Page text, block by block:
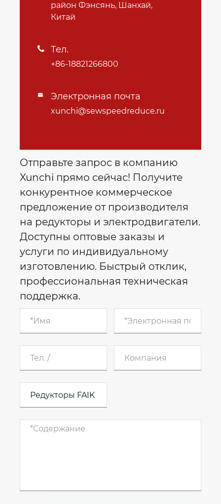
район Фэнсянь, Шанхай,
Китай
 Тел.
+86-18821266800
 Электронная почта
xunchi@sewspeedreduce.ru
Отправьте запрос в компанию
Xunchi прямо сейчас! Получите
конкурентное коммерческое
предложение от производителя
на редукторы и электродвигатели.
Доступны оптовые заказы и
услуги по индивидуальному
изготовлению. Быстрый отклик,
профессиональная техническая
поддержка.